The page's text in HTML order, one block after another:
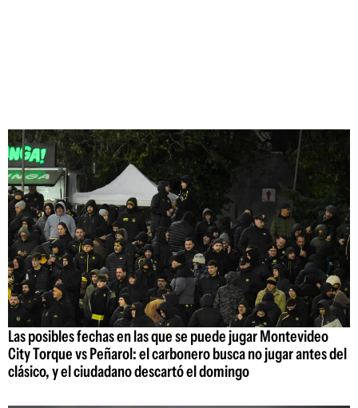
Las posibles fechas en las que se puede jugar Montevideo
City Torque vs Peñarol: el carbonero busca no jugar antes del
clásico, y el ciudadano descartó el domingo